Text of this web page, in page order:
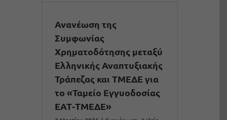
Ανανέωση της
Συμφωνίας
Χρηματοδότησης μεταξύ
Ελληνικής Αναπτυξιακής
Τράπεζας και ΤΜΕΔΕ για
το «Ταμείο Εγγυοδοσίας
ΕΑΤ-ΤΜΕΔΕ»